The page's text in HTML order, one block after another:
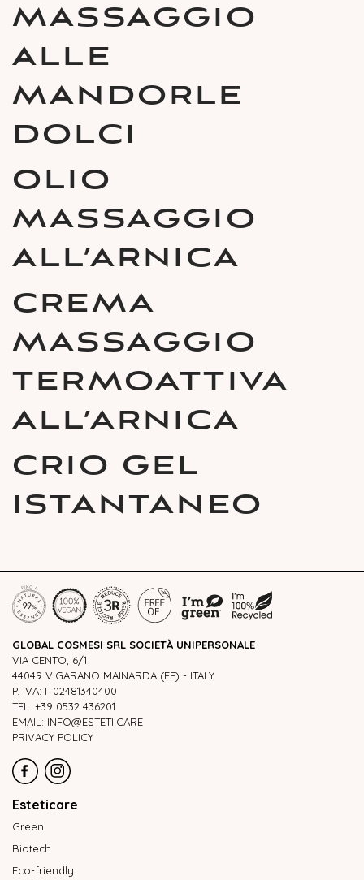
MASSAGGIO
ALLE
MANDORLE
DOLCI
OLIO
MASSAGGIO
ALL’ARNICA
CREMA
MASSAGGIO
TERMOATTIVA
ALL’ARNICA
CRIO GEL
ISTANTANEO
GLOBAL COSMESI SRL SOCIETÀ UNIPERSONALE
VIA CENTO, 6/1
44049 VIGARANO MAINARDA (FE) - ITALY
P. IVA: IT02481340400
TEL: +39 0532 436201
EMAIL: INFO@ESTETI.CARE
PRIVACY POLICY
Esteticare
Green
Biotech
Eco-friendly